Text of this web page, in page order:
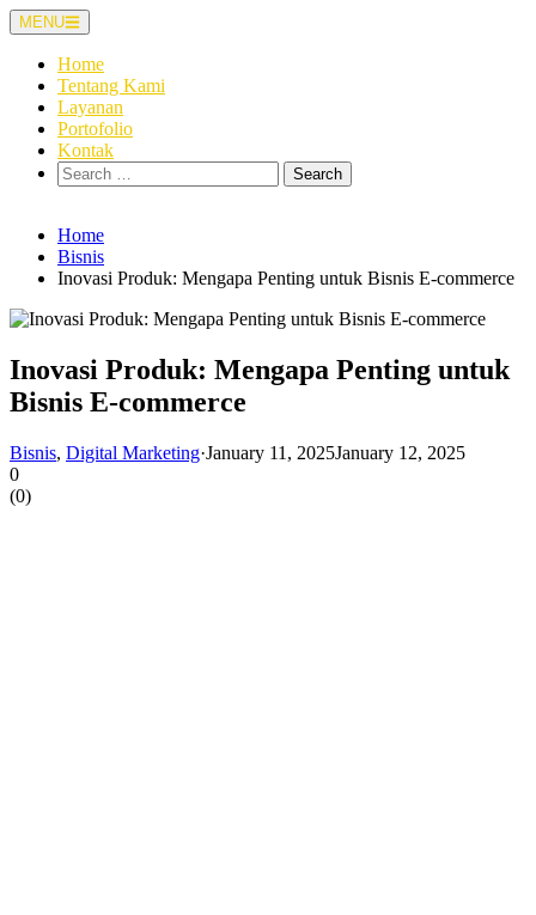
Skip
to
content
MENU
Home
Tentang Kami
Layanan
Portofolio
Kontak
Search
for:
Home
Bisnis
Inovasi Produk: Mengapa Penting untuk Bisnis E-commerce
Inovasi Produk: Mengapa Penting untuk
Bisnis E-commerce
Bisnis, Digital Marketing·January 11, 2025January 12, 2025
0
(0)